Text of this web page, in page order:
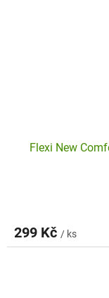
Flexi New
299 Kč / ks